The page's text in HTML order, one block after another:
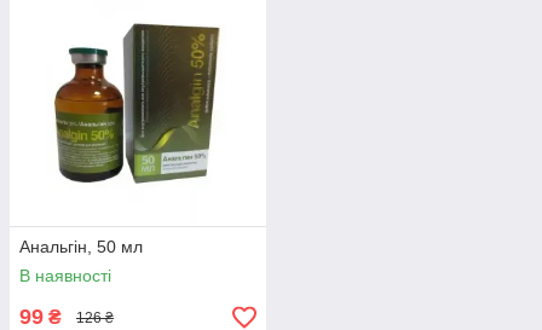
Анальгін, 50 мл
В наявності
99 ₴ 126 ₴